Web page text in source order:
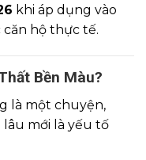
khi áp dụng vào
hộ thực tế.
Bền Màu?
là một chuyện,
mới là yếu tố